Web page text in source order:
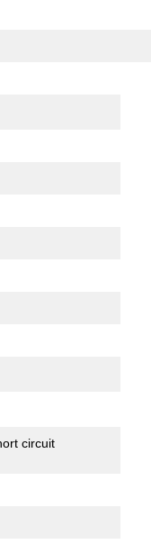
circuit